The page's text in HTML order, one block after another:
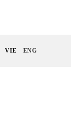
VIE ENG